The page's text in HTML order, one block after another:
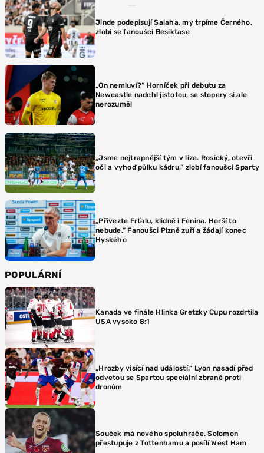
Jinde podepisují Salaha, my trpíme Černého,
zlobí se fanoušci Besiktase
„On nemluví?“ Horníček při debutu za
Newcastle nadchl jistotou, se stopery si ale
nerozuměl
„Jsme nejtrapnější tým v lize. Rosický, otevři
oči a vyhoď půlku kádru,“ zlobí fanoušci Sparty
„Přivezte Frťalu, klidně i Fenina. Horší to
nebude.“ Fanoušci Plzně zuří a žádají konec
Hyského
POPULÁRNÍ
Kanada ve finále Hlinka Gretzky Cupu rozdrtila
USA vysoko 8:1
„Hrozby visící nad událostí.“ Lyon nasadí před
odvetou se Spartou speciální zbraně proti
dronům
Souček má nového spoluhráče. Solomon
přestupuje z Tottenhamu a posílí West Ham